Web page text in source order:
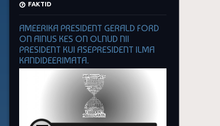
FAKTID
AMEERIKA PRESIDENT GERALD FORD
ON AINUS KES ON OLNUD NII
PRESIDENT KUI ASEPRESIDENT ILMA
KANDIDEERIMATA.